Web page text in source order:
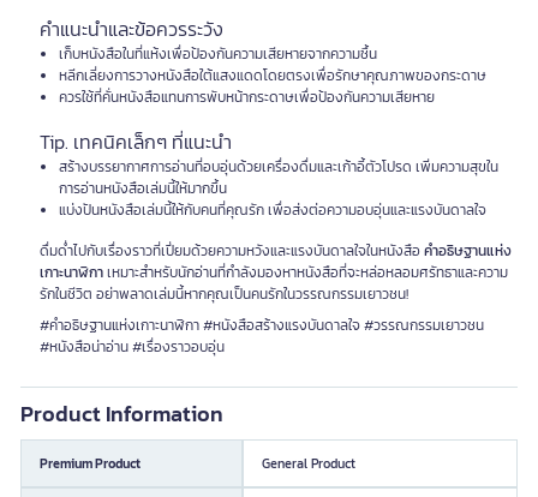
คำแนะนำและข้อควรระวัง
เก็บหนังสือในที่แห้งเพื่อป้องกันความเสียหายจากความชื้น
หลีกเลี่ยงการวางหนังสือใต้แสงแดดโดยตรงเพื่อรักษาคุณภาพของกระดาษ
ควรใช้ที่คั่นหนังสือแทนการพับหน้ากระดาษเพื่อป้องกันความเสียหาย
Tip. เทคนิคเล็กๆ ที่แนะนำ
สร้างบรรยากาศการอ่านที่อบอุ่นด้วยเครื่องดื่มและเก้าอี้ตัวโปรด เพิ่มความสุขใน
การอ่านหนังสือเล่มนี้ให้มากขึ้น
แบ่งปันหนังสือเล่มนี้ให้กับคนที่คุณรัก เพื่อส่งต่อความอบอุ่นและแรงบันดาลใจ
ดื่มด่ำไปกับเรื่องราวที่เปี่ยมด้วยความหวังและแรงบันดาลใจในหนังสือคำอธิษฐานแห่ง
เกาะนาฬิกาเหมาะสำหรับนักอ่านที่กำลังมองหาหนังสือที่จะหล่อหลอมศรัทธาและความ
รักในชีวิต อย่าพลาดเล่มนี้หากคุณเป็นคนรักในวรรณกรรมเยาวชน!
#คำอธิษฐานแห่งเกาะนาฬิกา #หนังสือสร้างแรงบันดาลใจ #วรรณกรรมเยาวชน
#หนังสือน่าอ่าน #เรื่องราวอบอุ่น
Product Information
Premium Product General Product